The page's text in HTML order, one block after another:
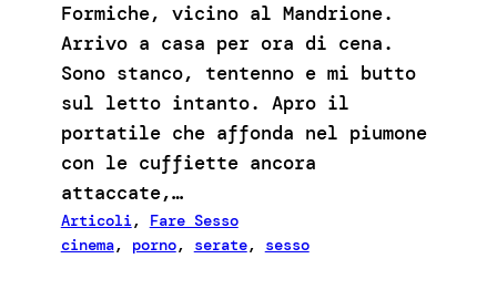
Formiche, vicino al Mandrione.
Arrivo a casa per ora di cena.
Sono stanco, tentenno e mi butto
sul letto intanto. Apro il
portatile che affonda nel piumone
con le cuffiette ancora
attaccate,…
Articoli, Fare Sesso
cinema, porno, serate, sesso